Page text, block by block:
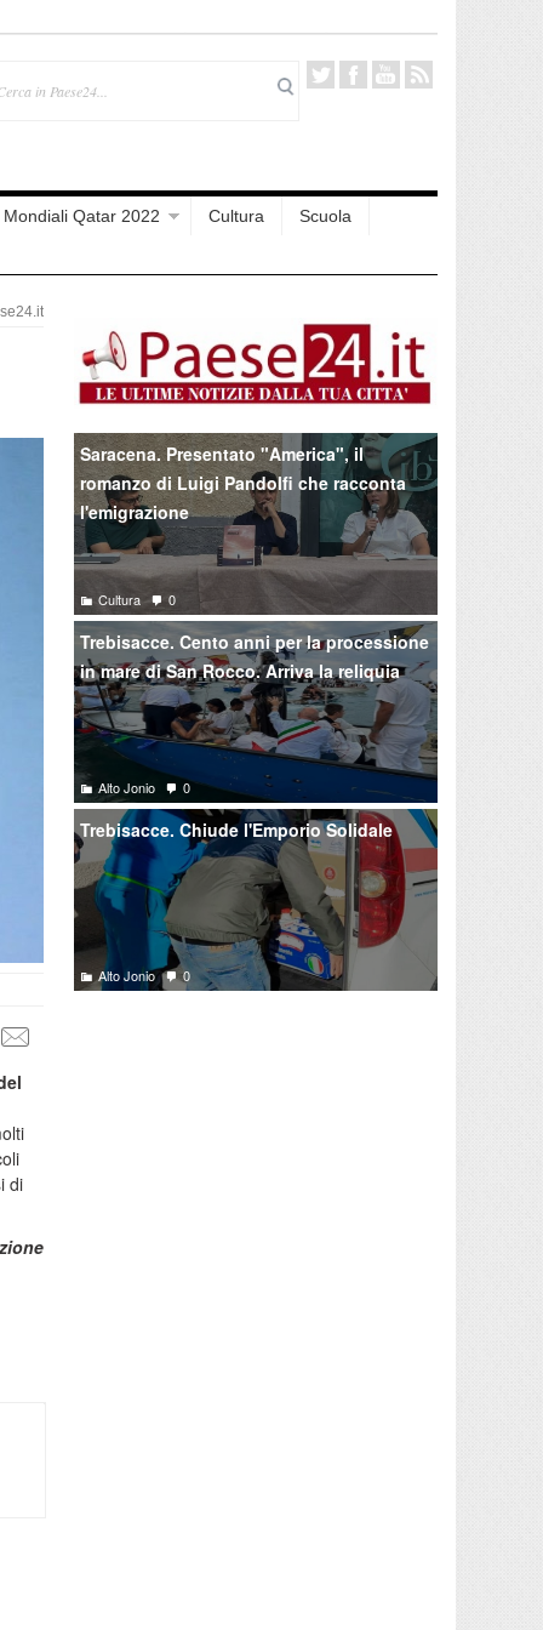
Mondiali Qatar 2022 Cultura Scuola
di
Saracena. Presentato "America", il
romanzo di Luigi Pandolfi che racconta
l'emigrazione
Cultura 0
Trebisacce. Cento anni per la processione
in mare di San Rocco. Arriva la reliquia
Alto Jonio 0
Trebisacce. Chiude l'Emporio Solidale
Alto Jonio 0